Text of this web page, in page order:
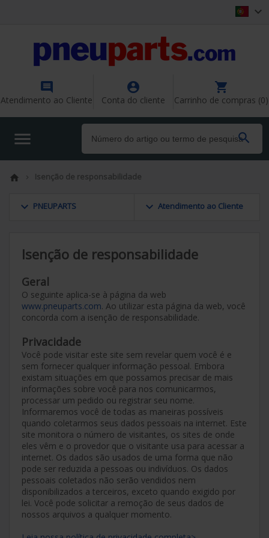


Atendimento ao Cliente

Conta do cliente

Carrinho de compras (0)
 
  Isenção de responsabilidade
keyboard_arrow_down PNEUPARTS keyboard_arrow_down Atendimento ao Cliente
Isenção de responsabilidade
Geral
O seguinte aplica-se à página da web
www.pneuparts.com. Ao utilizar esta página da web, você
concorda com a isenção de responsabilidade.
Privacidade
Você pode visitar este site sem revelar quem você é e
sem fornecer qualquer informação pessoal. Embora
existam situações em que possamos precisar de mais
informações sobre você para nos comunicarmos,
processar um pedido ou registrar seu nome.
Informaremos você de todas as maneiras possíveis
quando coletarmos seus dados pessoais na internet. Este
site monitora o número de visitantes, os sites de onde
eles vêm e o provedor que o visitante usa para acessar a
internet. Os dados são usados de uma forma que não
pode ser reduzida a pessoas ou indivíduos. Os dados
pessoais coletados não serão vendidos nem
disponibilizados a terceiros, exceto quando exigido por
lei. Você pode solicitar a remoção de seus dados de
nossos arquivos a qualquer momento.